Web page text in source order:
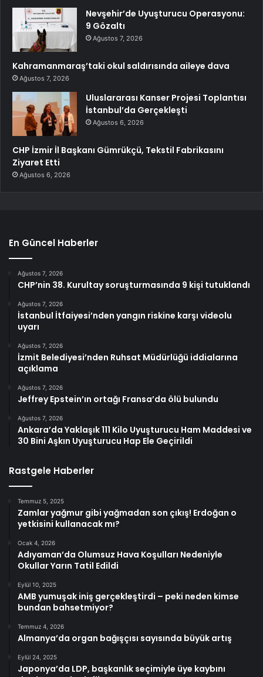
Nevşehir’de Uyuşturucu Operasyonu:
9 Gözaltı
Ağustos 7, 2026
Kahramanmaraş’taki okul saldırısında aileye dava
Ağustos 7, 2026
Uluslararası Kanser Projesi Toplantısı
İstanbul’da Gerçekleşti
Ağustos 6, 2026
CHP İzmir İl Başkanı Gümrükçü, Tekstil Fabrikasını
Ziyaret Etti
Ağustos 6, 2026
En Güncel Haberler
Ağustos 7, 2026
CHP’nin 38. Kurultay soruşturmasında 9 kişi tutuklandı
Ağustos 7, 2026
İstanbul İtfaiyesi’nden yangın riskine karşı videolu
uyarı
Ağustos 7, 2026
İzmit Belediyesi’nden Ruhsat Müdürlüğü iddialarına
açıklama
Ağustos 7, 2026
Jeffrey Epstein’ın ortağı Fransa’da ölü bulundu
Ağustos 7, 2026
Ankara’da Yaklaşık 111 Kilo Uyuşturucu Ham Maddesi ve
30 Bini Aşkın Uyuşturucu Hap Ele Geçirildi
Rastgele Haberler
Temmuz 5, 2025
Zamlar yağmur gibi yağmadan son çıkış! Erdoğan o
yetkisini kullanacak mı?
Ocak 4, 2026
Adıyaman’da Olumsuz Hava Koşulları Nedeniyle
Okullar Yarın Tatil Edildi
Eylül 10, 2025
AMB yumuşak iniş gerçekleştirdi – peki neden kimse
bundan bahsetmiyor?
Temmuz 4, 2026
Almanya’da organ bağışçısı sayısında büyük artış
Eylül 24, 2025
Japonya’da LDP, başkanlık seçimiyle üye kaybını